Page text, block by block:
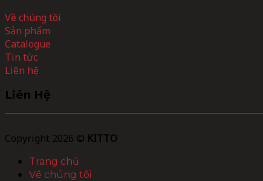
Về chúng tôi
Sản phẩm
Catalogue
Tin tức
Liên hệ
Liên Hệ
Copyright 2026 © KITTO
Trang chủ
Về chúng tôi